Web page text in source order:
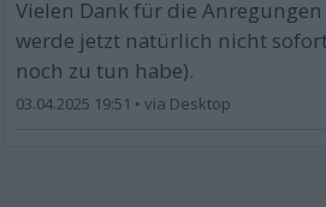
Vielen Dank für die Anregungen
werde jetzt natürlich nicht
noch zu tun habe).
03.04.2025 19:51 •